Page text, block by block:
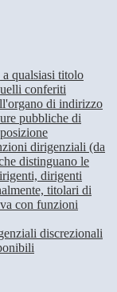
qualsiasi titolo
conferiti
di indirizzo
pubbliche di
dirigenziali (da
distinguano le
dirigenti
titolari di
con funzioni
discrezionali